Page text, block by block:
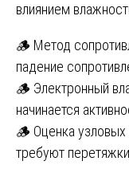
влиянием
🪵 Метод
падение
🪵 Электронный
начинается
🪵 Оценка
требуют перетяжки